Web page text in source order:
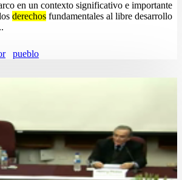
en un contexto significativo e importante
derechos fundamentales al libre desarrollo
pueblo